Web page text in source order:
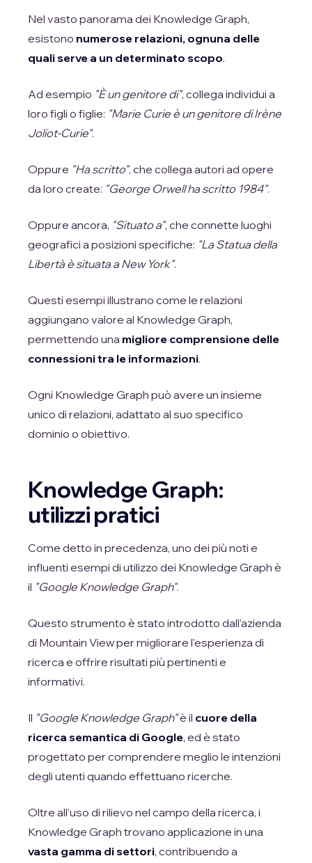
Nel vasto panorama dei Knowledge Graph,
esistono numerose relazioni, ognuna delle
quali serve a un determinato scopo.
Ad esempio "È un genitore di", collega individui a
loro figli o figlie: "Marie Curie è un genitore di Irène
Joliot-Curie".
Oppure "Ha scritto", che collega autori ad opere
da loro create: "George Orwell ha scritto 1984".
Oppure ancora, "Situato a", che connette luoghi
geografici a posizioni specifiche: "La Statua della
Libertà è situata a New York".
Questi esempi illustrano come le relazioni
aggiungano valore al Knowledge Graph,
permettendo una migliore comprensione delle
connessioni tra le informazioni.
Ogni Knowledge Graph può avere un insieme
unico di relazioni, adattato al suo specifico
dominio o obiettivo.
Knowledge Graph:
utilizzi pratici
Come detto in precedenza, uno dei più noti e
influenti esempi di utilizzo dei Knowledge Graph è
il "Google Knowledge Graph".
Questo strumento è stato introdotto dall'azienda
di Mountain View per migliorare l'esperienza di
ricerca e offrire risultati più pertinenti e
informativi.
Il "Google Knowledge Graph"è il cuore della
ricerca semantica di Google, ed è stato
progettato per comprendere meglio le intenzioni
degli utenti quando effettuano ricerche.
Oltre all'uso di rilievo nel campo della ricerca, i
Knowledge Graph trovano applicazione in una
vasta gamma di settori, contribuendo a